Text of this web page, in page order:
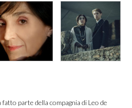
parte della compagnia di Leo de